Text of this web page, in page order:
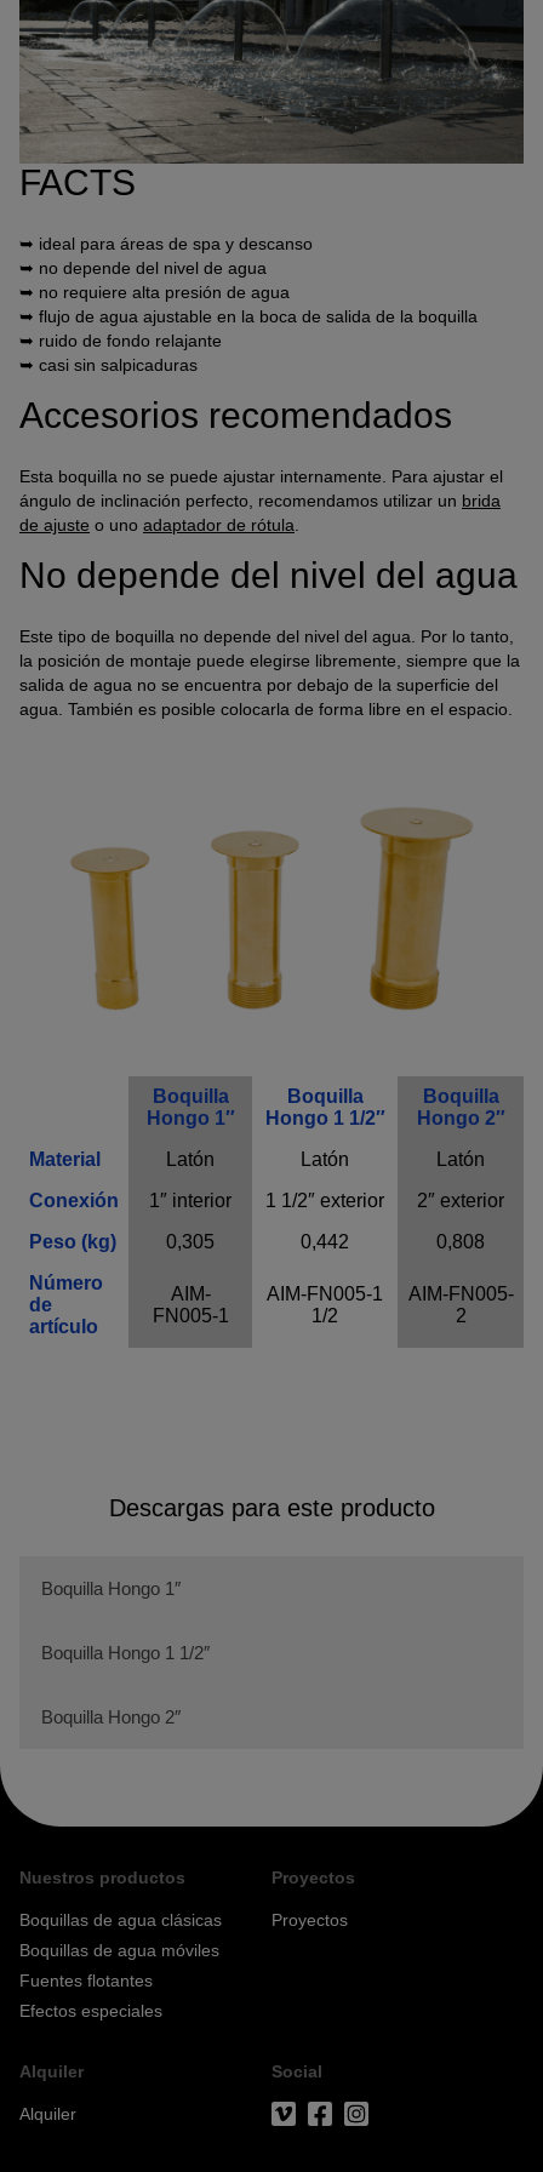
FACTS
➥ ideal para áreas de spa y descanso
➥ no depende del nivel de agua
➥ no requiere alta presión de agua
➥ flujo de agua ajustable en la boca de salida de la boquilla
➥ ruido de fondo relajante
➥ casi sin salpicaduras
Accesorios recomendados
Esta boquilla no se puede ajustar internamente. Para ajustar el
ángulo de inclinación perfecto, recomendamos utilizar un brida
de ajuste o uno adaptador de rótula
No depende del nivel del agua
Este tipo de boquilla no depende del nivel del agua. Por lo tanto,
la posición de montaje puede elegirse libremente, siempre que la
salida de agua no se encuentra por debajo de la superficie del
agua. También es posible colocarla de forma libre en el espacio.
Boquilla
Hongo 1″
Boquilla
Hongo 1 1/2″
Boquilla
Hongo 2″
Material
Latón Latón
Latón
Conexión
1″ interior 1 1/2″ exterior
2″ exterior
Peso (kg)
0,305 0,442
0,808
Número
de
artículo
AIM-
FN005-1
AIM-FN005-1
1/2
AIM-FN005-
2
Descargas para este producto
Boquilla Hongo 1″
Boquilla Hongo 1 1/2″
Boquilla Hongo 2″
Nuestros productos
Boquillas de agua clásicas
Boquillas de agua móviles
Fuentes flotantes
Efectos especiales
Proyectos
Proyectos
Alquiler
Alquiler
Social
Anbindung eines Drittanbieters zur interaktiven
Kundenkommunikation
Name
Anbieter
Zweck
k.A.
Cookie Name
Name
Tawk
Anbieter
Tawk
Zweck
k.A.
Cookie Name
__tawkuuid,tawkUUID,TawkConnectionTime
Schriftarten.
(https://www.adobe.com/privacy/policies/adobe-
fonts.html)
Name
Adobe Fonts
Anbieter
Zweck
k.A.
Cookie Name
k.A.
Cookie Laufzeit
undefined